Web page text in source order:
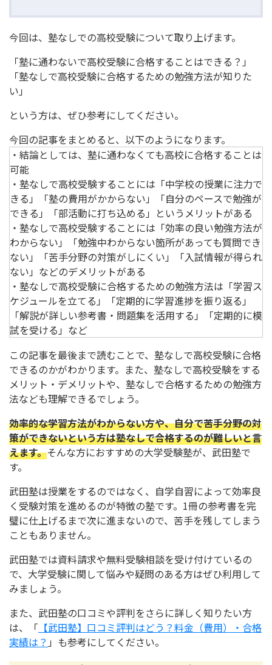
今回は、塾なしでの高校受験について取り上げます。
「塾に通わないで高校受験に合格することはできる？」
「塾なしで高校受験に合格するための勉強方法が知りた
い」
という方は、ぜひ参考にしてください。
今回の記事をまとめると、以下のようになります。
・結論としては、塾に通わなくても高校に合格することは
可能
・塾なしで高校受験することには「中学校の授業に注力で
きる」「塾の費用がかからない」「自分のペースで勉強が
できる」「部活動に打ち込める」というメリットがある
・塾なしで高校受験することには「効率の良い勉強方法が
わからない」「勉強中わからない箇所があっても質問でき
ない」「苦手分野の対策がしにくい」「入試情報が得られ
ない」などのデメリットがある
・塾なしで高校受験に合格するための勉強方法は「学習ス
ケジュールを立てる」「定期的に学習進捗を振り返る」
「解説が詳しい参考書・問題集を活用する」「定期的に模
試を受ける」など
この記事を最後まで読むことで、塾なしで高校受験に合格
できるのかがわかります。また、塾なしで高校受験をする
メリット・デメリットや、塾なしで合格するための勉強方
法なども理解できるでしょう。
効率的な学習方法がわからない方や、自分で苦手分野の対
策ができないという方は塾なしで合格するのが難しいと言
えます。そんな方におすすめの大学受験塾が、武田塾で
す。
武田塾は授業をするのではなく、自学自習によって効率良
く受験対策を進めるのが特徴の塾です。1冊の参考書を完
璧に仕上げるまで次に進まないので、苦手を残してしまう
こともありません。
武田塾では資料請求や無料受験相談を受け付けているの
で、大学受験に関して悩みや疑問のある方はぜひ利用して
みましょう。
また、武田塾の口コミや評判をさらに詳しく知りたい方
は、「 【武田塾】口コミ評判はどう？料金（費用）・合格
実績は？ 」も参考にしてください。